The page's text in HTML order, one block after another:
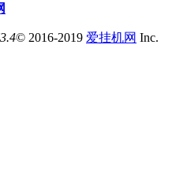
© 2016-2019 爱挂机网 Inc.